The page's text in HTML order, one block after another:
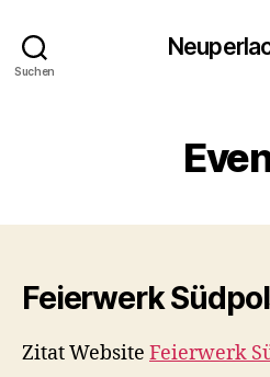
Suchen
Feierwerk
Zitat Website Feierwerk